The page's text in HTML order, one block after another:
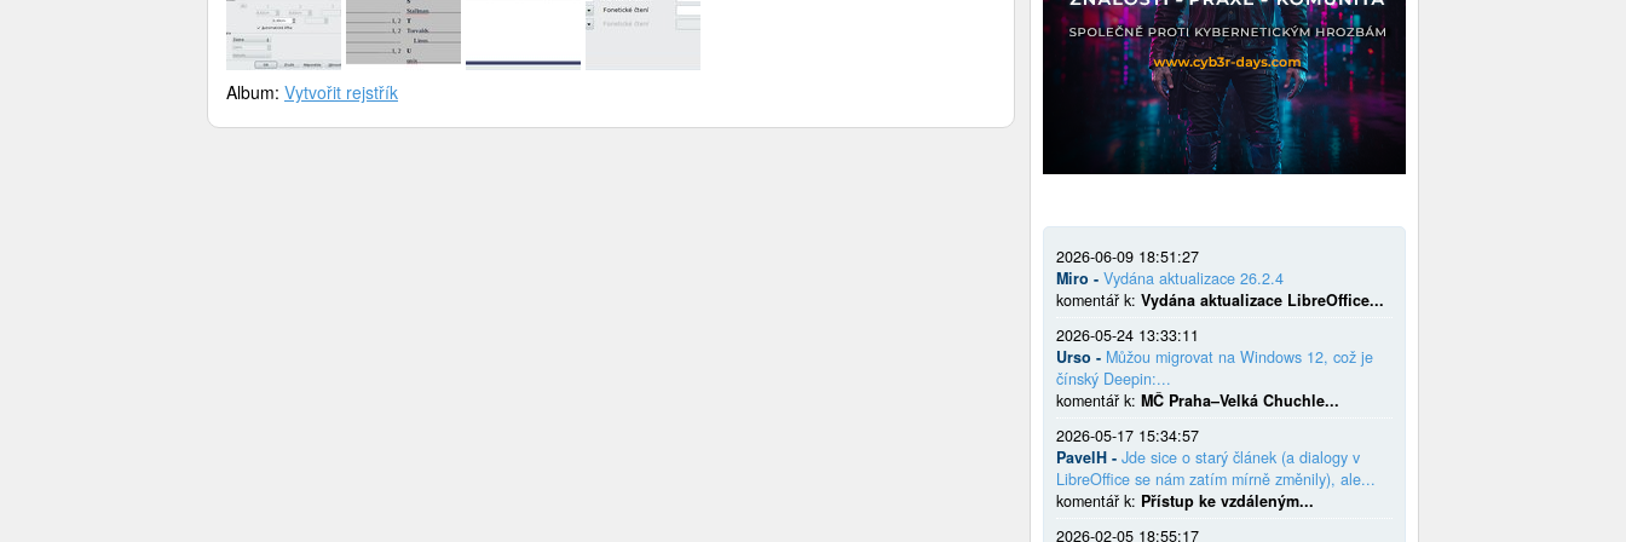
Album: Vytvořit rejstřík
2026-06-09 18:51:27
Miro - Vydána aktualizace 26.2.4
komentář k: Vydána aktualizace LibreOffice...
2026-05-24 13:33:11
Urso - Můžou migrovat na Windows 12, což je
čínský Deepin:...
komentář k: MČ Praha–Velká Chuchle...
2026-05-17 15:34:57
PavelH - Jde sice o starý článek (a dialogy v
LibreOffice se nám zatím mírně změnily), ale...
komentář k: Přístup ke vzdáleným...
2026-02-05 18:55:17